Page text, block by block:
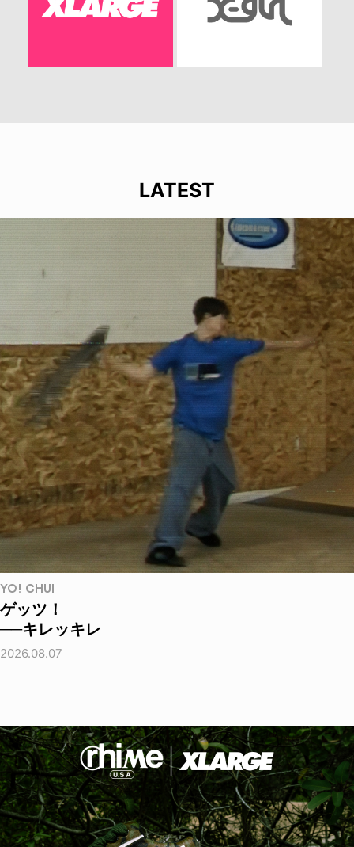
LATEST
YO! CHUI
ゲッツ！
──キレッキレ
2026.08.07